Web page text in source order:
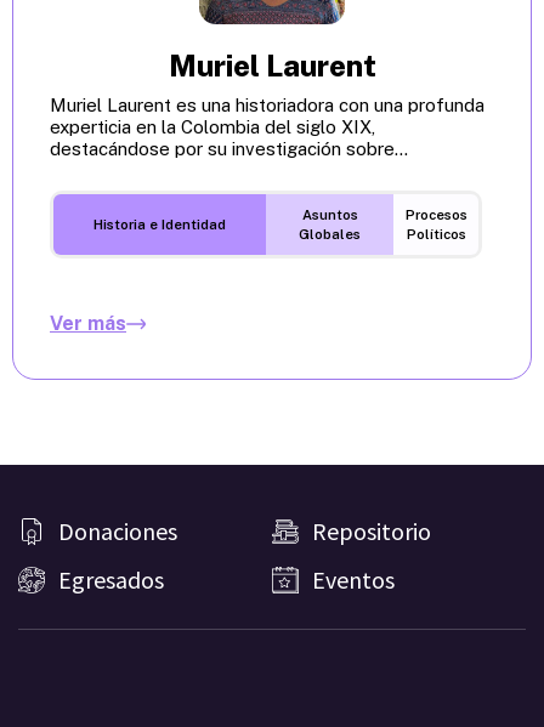
Muriel Laurent
Muriel Laurent es una historiadora con una profunda
experticia en la Colombia del siglo XIX,
destacándose por su investigación sobre...
Historia e Identidad
Asuntos
Globales
Procesos
Políticos
Ver más
Donaciones
Repositorio
Egresados
Eventos